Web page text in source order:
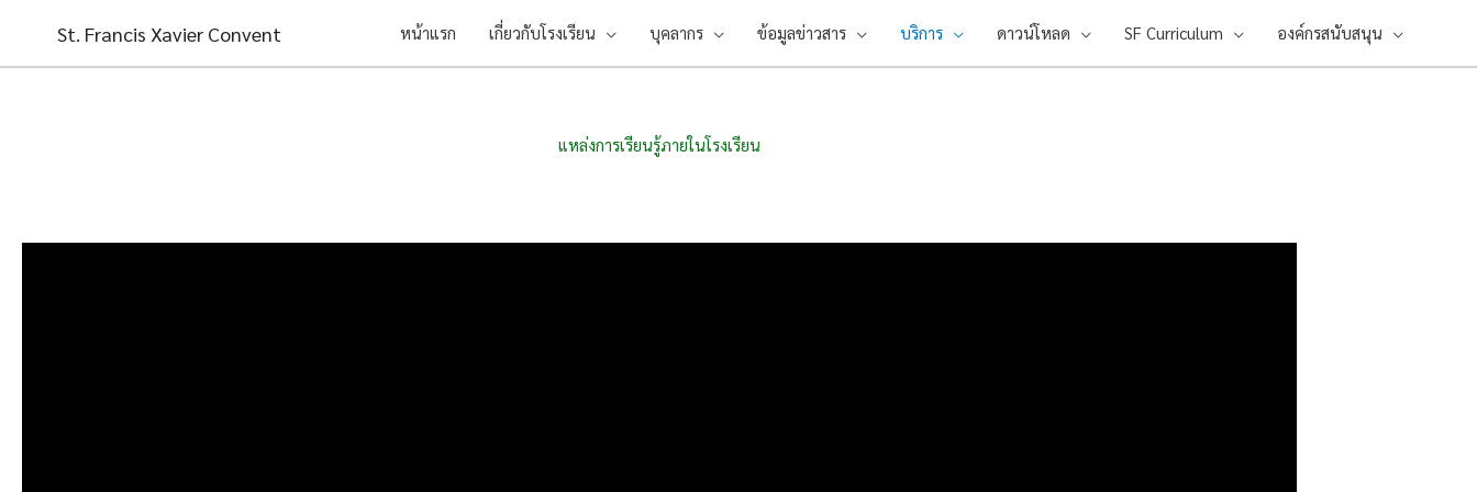
content
St. Francis Xavier Convent หน้าแรก เกี่ยวกับโรงเรียน บุคลากร ข้อมูลข่าวสาร บริการ ดาวน์โหลด SF Curriculum องค์กรสนับสนุน
แหล่งการเรียนรู้ภายในโรงเรียน